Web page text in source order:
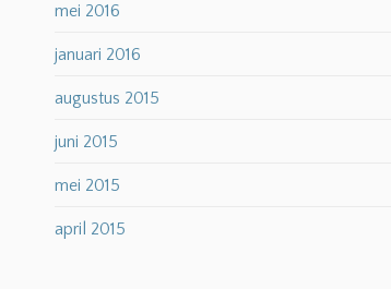
mei 2016
januari 2016
augustus 2015
juni 2015
mei 2015
april 2015